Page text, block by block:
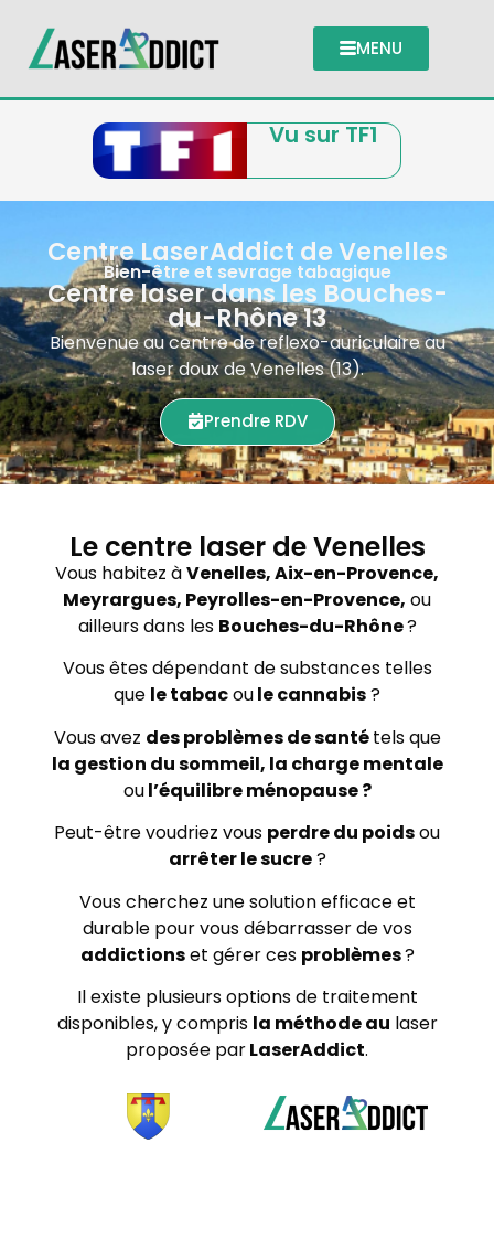
MENU
Vu sur TF1
Centre LaserAddict de Venelles
Bien-être et sevrage tabagique
Centre laser dans les Bouches-
du-Rhône 13
Bienvenue au centre de reflexo-auriculaire au
laser doux de Venelles (13).
Prendre RDV
Le centre laser de Venelles
Vous habitez àVenelles, Aix-en-Provence,
Meyrargues, Peyrolles-en-Provence, ou
ailleurs dans les Bouches-du-Rhône?
Vous êtes dépendant de substances telles
que le tabacoule cannabis?
Vous avez des problèmes de santétels que
la gestion du sommeil, la charge mentale
oul’équilibre ménopause ?
Peut-être voudriez vous perdre du poidsou
arrêter le sucre?
Vous cherchez une solution efficace et
durable pour vous débarrasser de vos
addictionset gérer ces problèmes?
Il existe plusieurs options de traitement
disponibles, y compris la méthode au laser
proposée parLaserAddict.